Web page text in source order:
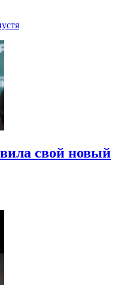
свой новый